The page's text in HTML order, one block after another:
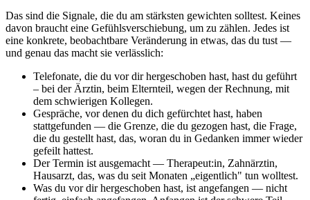
Das sind die Signale, die du am stärksten gewichten solltest. Keines
davon braucht eine Gefühlsverschiebung, um zu zählen. Jedes ist
eine konkrete, beobachtbare Veränderung in etwas, das du tust —
und genau das macht sie verlässlich:
Telefonate, die du vor dir hergeschoben hast, hast du geführt
– bei der Ärztin, beim Elternteil, wegen der Rechnung, mit
dem schwierigen Kollegen.
Gespräche, vor denen du dich gefürchtet hast, haben
stattgefunden — die Grenze, die du gezogen hast, die Frage,
die du gestellt hast, das, woran du in Gedanken immer wieder
gefeilt hattest.
Der Termin ist ausgemacht — Therapeut:in, Zahnärztin,
Hausarzt, das, was du seit Monaten „eigentlich" tun wolltest.
Was du vor dir hergeschoben hast, ist angefangen — nicht